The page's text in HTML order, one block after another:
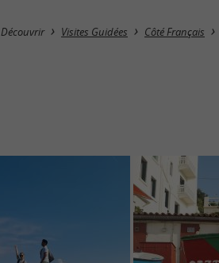
Découvrir Visites Guidées Côté Français